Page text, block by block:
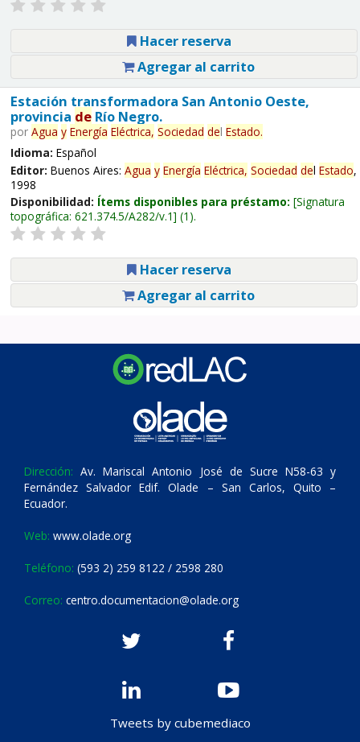
Hacer reserva
Agregar al carrito
Estación transformadora San Antonio Oeste,
provincia deRío Negro.
por Agua y Energía Eléctrica, Sociedad del Estado.
Idioma: Español
Editor: Buenos Aires: Agua y Energía Eléctrica, Sociedad del Estado,
1998
Disponibilidad: Ítems disponibles para préstamo: Signatura
topográfica: 621.374.5/A282/v.1 (1).
Hacer reserva
Agregar al carrito
Dirección: Av. Mariscal Antonio José de Sucre N58-63 y
Fernández Salvador Edif. Olade – San Carlos, Quito –
Ecuador.
Web: www.olade.org
Teléfono: (593 2) 259 8122 / 2598 280
Correo: centro.documentacion@olade.org
Tweets by cubemediaco